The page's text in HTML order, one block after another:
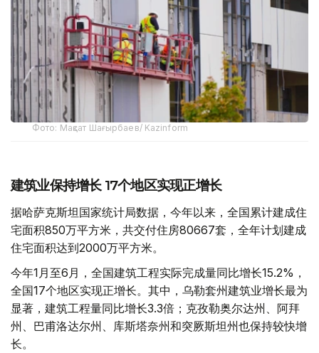
Фото: Мақсат Шағырбаев/ Kazinform
建筑业保持增长 17个地区实现正增长
据哈萨克斯坦国家统计局数据，今年以来，全国累计建成住
宅面积850万平方米，共交付住房80667套，全年计划建成
住宅面积达到2000万平方米。
今年1月至6月，全国建筑工程实际完成量同比增长15.2%，
全国17个地区实现正增长。其中，乌勒套州建筑业增长最为
显著，建筑工程量同比增长3.3倍；克孜勒奥尔达州、阿拜
州、巴甫洛达尔州、库斯塔奈州和突厥斯坦州也保持较快增
长。